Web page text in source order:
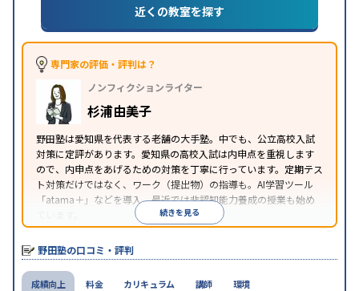
授業の振替可能学習にPC・タブレットを利用
※2023年10月調査。小学校高学年の集団塾アンケート調査方法を参照
近くの教室を探す
専門家の評価・評判は？
ノンフィクションライター
杉浦由美子
野田塾は愛知県を代表する老舗の大手塾。中でも、公立高校入試
対策に定評があります。愛知県の高校入試は内申点を重視します
ので、内申点をあげるための対策を丁寧に行っています。定期テス
ト対策だけではなく、ワーク（提出物）の指導も。AI学習ツール
「atama＋」などを導入。最近では非認知能力養成の授業も始め
続きを見る
野田塾の口コミ・評判
成績向上 料金 カリキュラム 講師 環境